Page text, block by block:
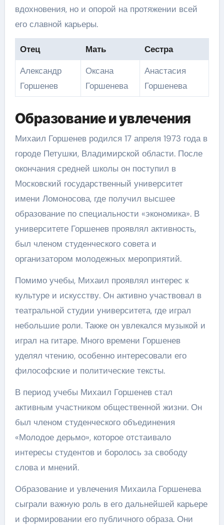
вдохновения, но и опорой на протяжении всей
его славной карьеры.
Отец Мать
Сестра
Александр
Горшенев
Оксана
Горшенева
Анастасия
Горшенева
Образование и увлечения
Михаил Горшенев родился 17 апреля 1973 года в
городе Петушки, Владимирской области. После
окончания средней школы он поступил в
Московский государственный университет
имени Ломоносова, где получил высшее
образование по специальности «экономика». В
университете Горшенев проявлял активность,
был членом студенческого совета и
организатором молодежных мероприятий.
Помимо учебы, Михаил проявлял интерес к
культуре и искусству. Он активно участвовал в
театральной студии университета, где играл
небольшие роли. Также он увлекался музыкой и
играл на гитаре. Много времени Горшенев
уделял чтению, особенно интересовали его
философские и политические тексты.
В период учебы Михаил Горшенев стал
активным участником общественной жизни. Он
был членом студенческого объединения
«Молодое дерьмо», которое отстаивало
интересы студентов и боролось за свободу
слова и мнений.
Образование и увлечения Михаила Горшенева
сыграли важную роль в его дальнейшей карьере
и формировании его публичного образа. Они